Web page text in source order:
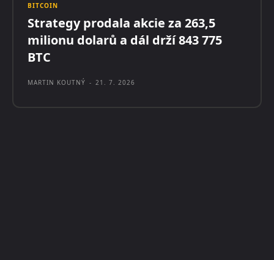
BITCOIN
Strategy prodala akcie za 263,5
milionu dolarů a dál drží 843 775
BTC
MARTIN KOUTNÝ - 21. 7. 2026